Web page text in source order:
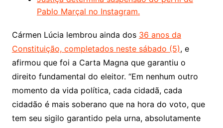
Pablo Marçal no Instagram.
Cármen Lúcia lembrou ainda dos 36 anos da
Constituição, completados neste sábado (5), e
afirmou que foi a Carta Magna que garantiu o
direito fundamental do eleitor. “Em nenhum outro
momento da vida política, cada cidadã, cada
cidadão é mais soberano que na hora do voto, que
tem seu sigilo garantido pela urna, absolutamente